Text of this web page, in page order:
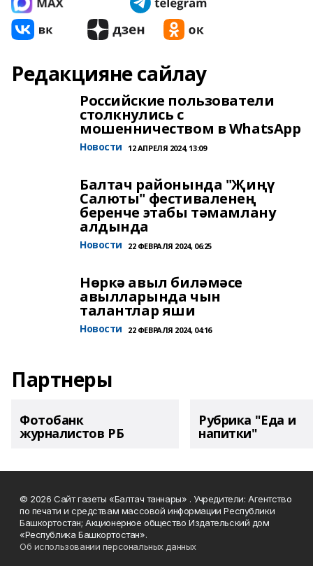
Редакцияне сайлау
Российские пользователи
столкнулись с
мошенничеством в WhatsApp
Новости 12 АПРЕЛЯ 2024, 13:09
Балтач районында "Җиңү
Салюты" фестиваленең
беренче этабы тәмамлану
алдында
Новости 22 ФЕВРАЛЯ 2024, 06:25
Нөркә авыл биләмәсе
авылларында чын
талантлар яши
Новости 22 ФЕВРАЛЯ 2024, 04:16
Партнеры
Фотобанк
журналистов РБ
Рубрика "Еда и
напитки"
© 2026 Сайт газеты «Балтач таннары» . Учредители: Агентство
по печати и средствам массовой информации Республики
Башкортостан; Акционерное общество Издательский дом
«Республика Башкортостан».
Об использовании персональных данных